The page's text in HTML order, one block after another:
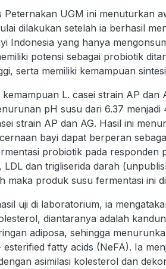
Peternakan UGM ini menuturkan
dilakukan setelah ia berhasil
Indonesia yang hanya
potensi sebagai probiotik
serta memiliki kemampuan
kemampuan L. casei strain AP
pH susu dari 6.37
strain AP dan AG. Hasil ini
bayi dapat berperan
probiotik pada responden
dan trigliserida darah
maka produk susu fermentasi ini
uji di laboratorium, ia
diantaranya adalah
adiposa, sehingga
esterified fatty acids (NeFA). Ia
asimilasi kolesterol dan